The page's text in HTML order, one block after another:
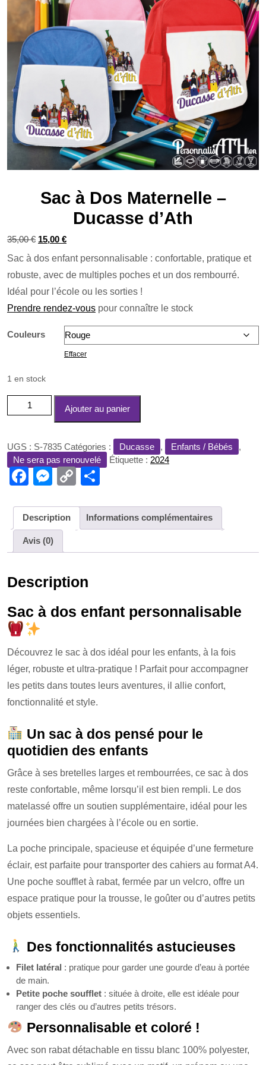
Sac à Dos Maternelle –
Ducasse d’Ath
35,00€ Le
prix
initial
était :
35,00 €.
15,00 €Le
prix
actuel
est :
Sac à dos enfant personnalisable : confortable, pratique et
robuste, avec de multiples poches et un dos rembourré.
Idéal pour l’école ou les sorties !
Prendre rendez-vous pour connaître le stock
Couleurs
Effacer
1 en stock
quantité
de
Dos
Maternelle
d'Ath
Ajouter au panier
UGS : S-7835 Catégories : Ducasse , Enfants / Bébés
,
Ne sera pas renouvelé
Étiquette : 2024
F
c
e
b
o
k
M
ss
e
n
er
C
p
y
Li
k
ta
g
er
Description Informations complémentaires
Avis (0)
Description
Sac à dos enfant personnalisable
Découvrez le sac à dos idéal pour les enfants, à la fois
léger, robuste et ultra-pratique ! Parfait pour accompagner
les petits dans toutes leurs aventures, il allie confort,
fonctionnalité et style.
Un sac à dos pensé pour le
quotidien des enfants
Grâce à ses bretelles larges et rembourrées, ce sac à dos
reste confortable, même lorsqu’il est bien rempli. Le dos
matelassé offre un soutien supplémentaire, idéal pour les
journées bien chargées à l’école ou en sortie.
La poche principale, spacieuse et équipée d’une fermeture
éclair, est parfaite pour transporter des cahiers au format A4.
Une poche soufflet à rabat, fermée par un velcro, offre un
espace pratique pour la trousse, le goûter ou d’autres petits
objets essentiels.
Des fonctionnalités astucieuses
Filet latéral : pratique pour garder une gourde d’eau à portée
de main.
Petite poche soufflet : située à droite, elle est idéale pour
ranger des clés ou d’autres petits trésors.
Personnalisable et coloré !
Avec son rabat détachable en tissu blanc 100% polyester,